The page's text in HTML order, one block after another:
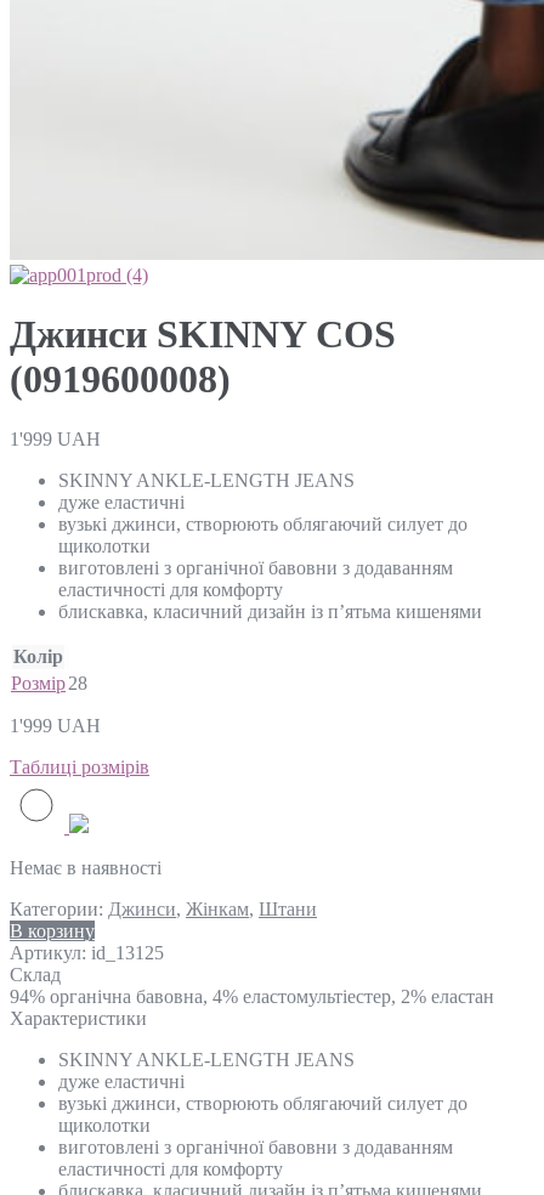
Джинси SKINNY COS
(0919600008)
1'999 UAH
SKINNY ANKLE-LENGTH JEANS
дуже еластичні
вузькі джинси, створюють облягаючий силует до
щиколотки
виготовлені з органічної бавовни з додаванням
еластичності для комфорту
блискавка, класичний дизайн із п’ятьма кишенями
Колір
Розмір28
1'999 UAH
Таблиці розмірів
Немає в наявності
Категории: Джинси, Жінкам, Штани
В корзину
Артикул: id_13125
Склад
94% органічна бавовна, 4% еластомультіестер, 2% еластан
Характеристики
SKINNY ANKLE-LENGTH JEANS
дуже еластичні
вузькі джинси, створюють облягаючий силует до
щиколотки
виготовлені з органічної бавовни з додаванням
еластичності для комфорту
блискавка, класичний дизайн із п’ятьма кишенями